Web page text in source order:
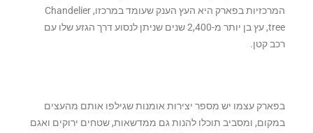
המרכזיות בפארק היא העץ הענק שעומד במרכזו, Chandelier
tree, עץ בן יותר מ-2,400 שנים שניתן לנסוע דרך הגזע שלו עם
רכב קטן.
בפארק עצמו יש מספר יצירות אומנות שגילפו אותם מהעצים
במקום, ומסביב תוכלו להנות גם ממדשאות, שטחים ירוקים ואגם